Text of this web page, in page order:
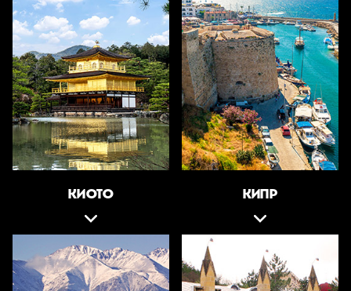
КИОТО КИПР